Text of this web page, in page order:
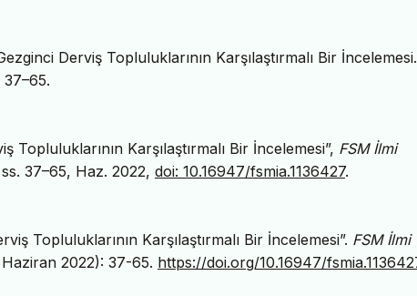
Derviş Topluluklarının Karşılaştırmalı Bir
Karşılaştırmalı Bir İncelemesi”, FSM İlmi
37–65, Haz. 2022, doi: 10.16947/fsmia.1136427.
Topluluklarının Karşılaştırmalı Bir İncelemesi”. FSM İlmi
Haziran 2022): 37-65. https://doi.org/10.16947/